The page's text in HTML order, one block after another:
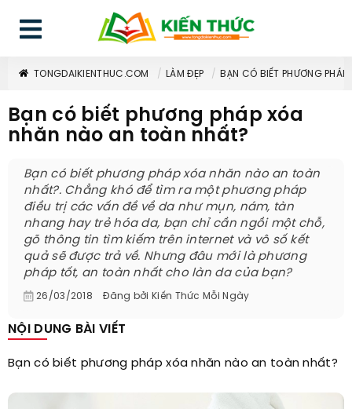
TONGDAIKIENTHUC.COM LÀM ĐẸP BẠN CÓ BIẾT PHƯƠNG
Bạn có biết phương pháp xóa
nhăn nào an toàn nhất?
Bạn có biết phương pháp xóa nhăn nào an toàn
nhất?. Chẳng khó để tìm ra một phương pháp
điều trị các vấn đề về da như mụn, nám, tàn
nhang hay trẻ hóa da, bạn chỉ cần ngồi một chỗ,
gõ thông tin tìm kiếm trên internet và vô số kết
quả sẽ được trả về. Nhưng đâu mới là phương
pháp tốt, an toàn nhất cho làn da của bạn?
26/03/2018 Đăng bởi Kiến Thức Mỗi Ngày
NỘI DUNG BÀI VIẾT
Bạn có biết phương pháp xóa nhăn nào an toàn nhất?